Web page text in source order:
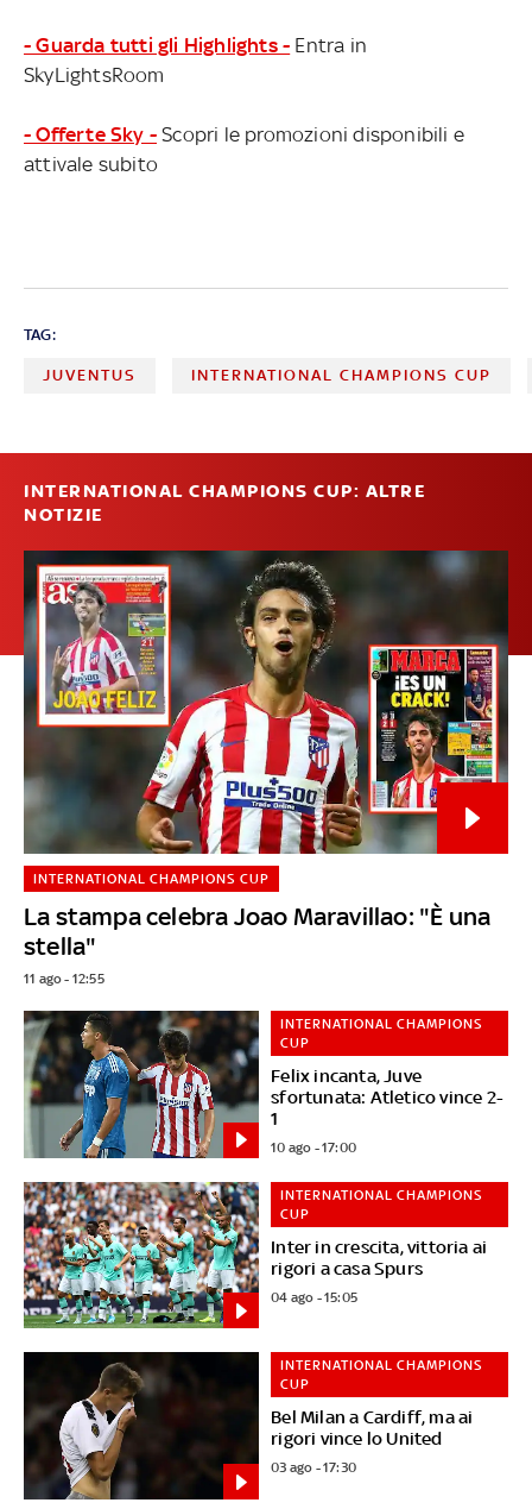
- Guarda tutti gli Highlights - Entra in
SkyLightsRoom
- Offerte Sky - Scopri le promozioni disponibili e
attivale subito
TAG:
JUVENTUS INTERNATIONAL CHAMPIONS CUP
INTERNATIONAL CHAMPIONS CUP: ALTRE
NOTIZIE
La stampa celebra Joao Maravillao: "È una
stella"
INTERNATIONAL CHAMPIONS CUP
11 ago - 12:55
Felix incanta, Juve
sfortunata: Atletico vince 2-
1
INTERNATIONAL CHAMPIONS
CUP
10 ago - 17:00
Inter in crescita, vittoria ai
rigori a casa Spurs
INTERNATIONAL CHAMPIONS
CUP
04 ago - 15:05
Bel Milan a Cardiff, ma ai
rigori vince lo United
INTERNATIONAL CHAMPIONS
CUP
03 ago - 17:30